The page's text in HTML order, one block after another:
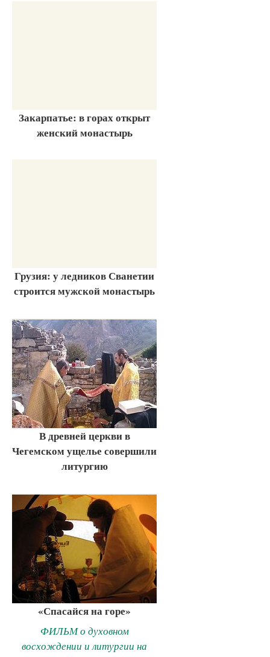
Закарпатье: в горах открыт
женский монастырь
Грузия: у ледников Сванетии
строится мужской монастырь
В древней церкви в
Чегемском ущелье совершили
литургию
«Спасайся на горе»
ФИЛЬМ о духовном
восхождении и литургии на